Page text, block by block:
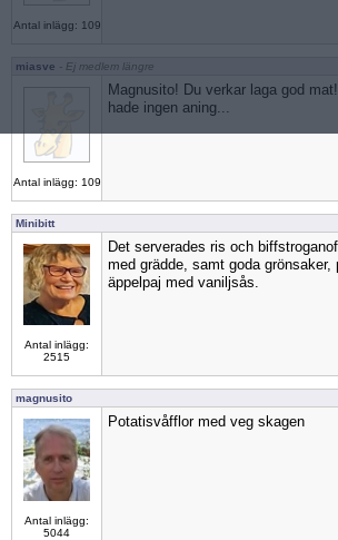
Antal inlägg: 109
miasve - Ej medlem längre
Antal inlägg: 109
Magnusito! Du verkar laga god
hade ingen aning...
Minibitt
Antal inlägg:
2515
Det serverades ris och
med grädde, samt goda
äppelpaj med vaniljsås.
magnusito
Antal inlägg:
5044
Potatisvåfflor med veg skagen